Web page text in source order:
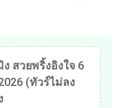
สวยพริ้งอิงใจ 6
(ทัวร์ไม่ลง